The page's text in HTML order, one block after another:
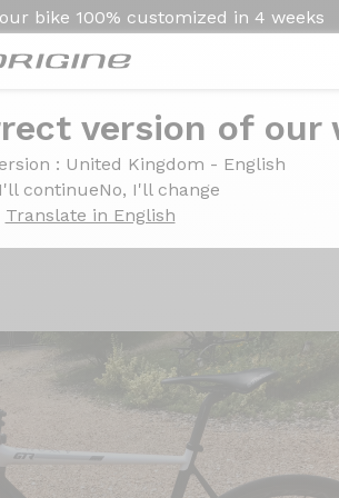
bike 100% customized in 4 weeks
version of our
: United Kingdom - English
continueNo, I'll change
Translate in English
One 35 Disc
Sram